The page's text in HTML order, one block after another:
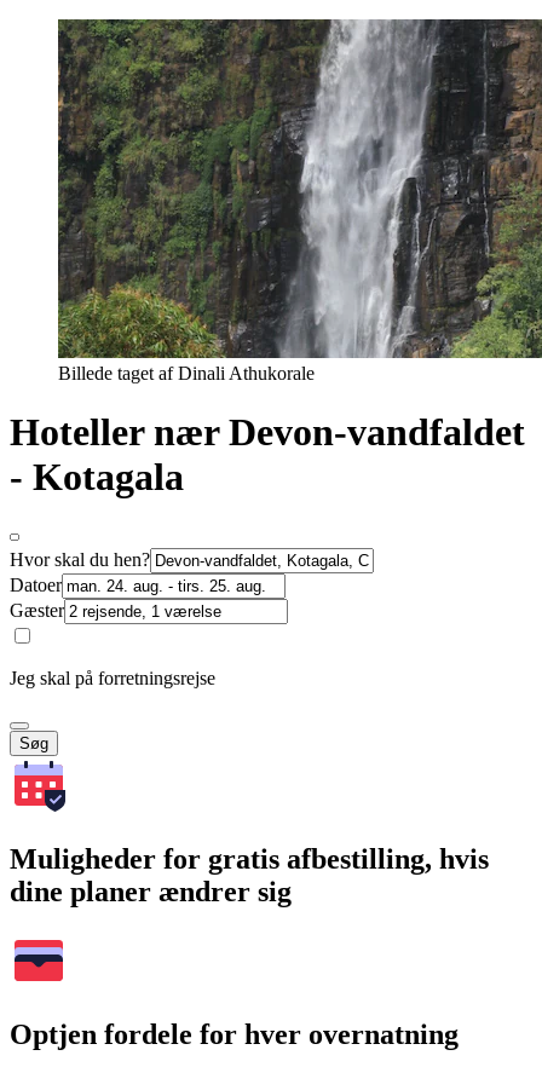
Billede taget af Dinali Athukorale
Hoteller nær Devon-vandfaldet
- Kotagala
Hvor skal du hen?
Datoer
Gæster
Jeg skal på forretningsrejse
Søg
Muligheder for gratis afbestilling, hvis
dine planer ændrer sig
Optjen fordele for hver overnatning